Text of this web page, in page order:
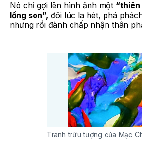
Nó chỉ gợi lên hình ảnh một
lồng son”, đôi lúc la hét, phá
nhưng rồi đành chấp nhận thân
Tranh trừu tượng của Mạc